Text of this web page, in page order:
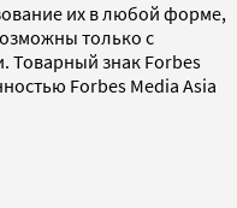
их в любой форме,
только с
Товарный знак Forbes
Forbes Media Asia